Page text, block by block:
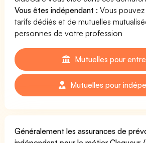
Vous êtes indépendant : Vous
tarifs dédiés et de mutuelles
personnes de votre profession
Mutuelles pour
Mutuelles pour
Généralement les assurances de